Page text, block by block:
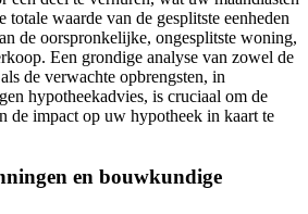
waarde van de gesplitste eenheden
de oorspronkelijke, ongesplitste woning,
Een grondige analyse van zowel de
de verwachte opbrengsten, in
hypotheekadvies, is cruciaal om de
de impact op uw hypotheek in kaart te
en bouwkundige